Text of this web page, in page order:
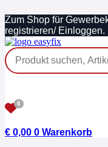
Inhalt
springen
Zum Shop für
registrieren/ Einloggen.
0
€ 0,00 0 Warenkorb